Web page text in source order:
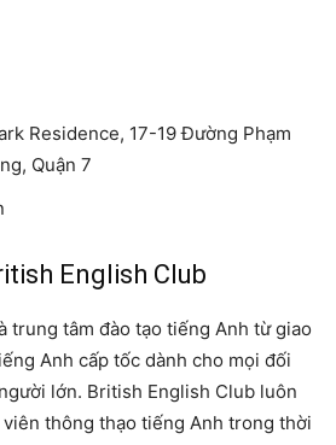
Residence, 17-19 Đường Phạm
Quận 7
English Club
trung tâm đào tạo tiếng Anh từ giao
Anh cấp tốc dành cho mọi đối
lớn. British English Club luôn
thông thạo tiếng Anh trong thời